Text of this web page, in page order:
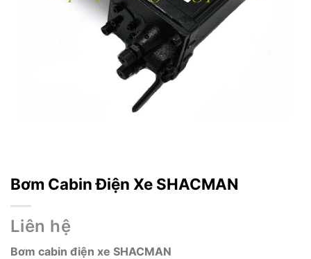
Bơm Cabin Điện Xe SHACMAN
Liên hệ
Bơm cabin điện xe SHACMAN